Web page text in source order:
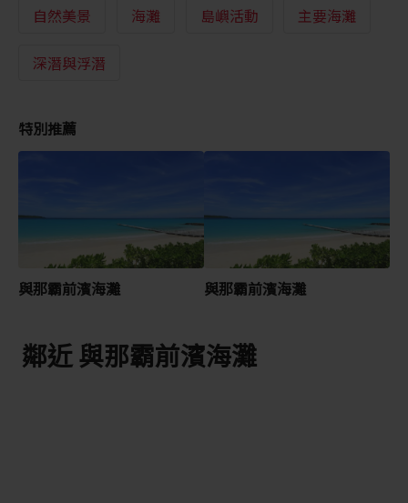
自然美景 海灘 島嶼活動 主要海灘
深潛與浮潛
特別推薦
與那霸前濱海灘 與那霸前濱海灘
鄰近 與那霸前濱海灘